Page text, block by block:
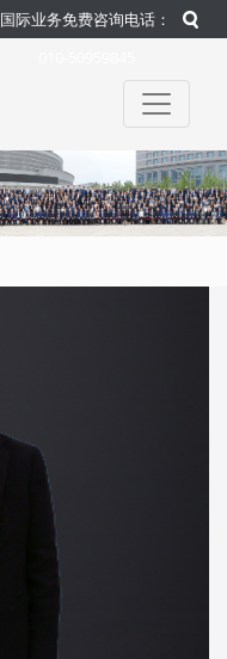
国际业务免费咨询电话：